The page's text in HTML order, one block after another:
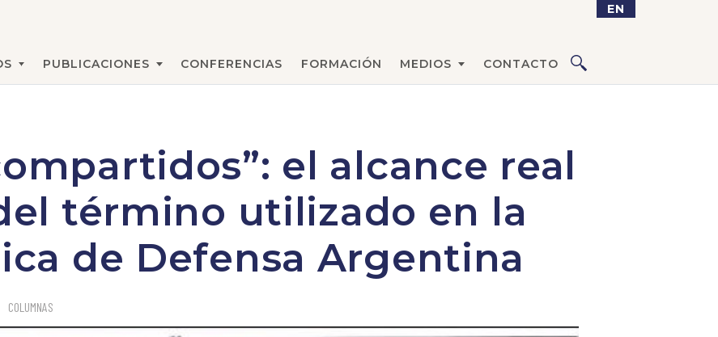
PUBLICACIONES CONFERENCIAS FORMACIÓN MEDIOS CONTACTO
BUSCAR
EN
el alcance real
término utilizado en la
de Defensa Argentina
COLUMNAS